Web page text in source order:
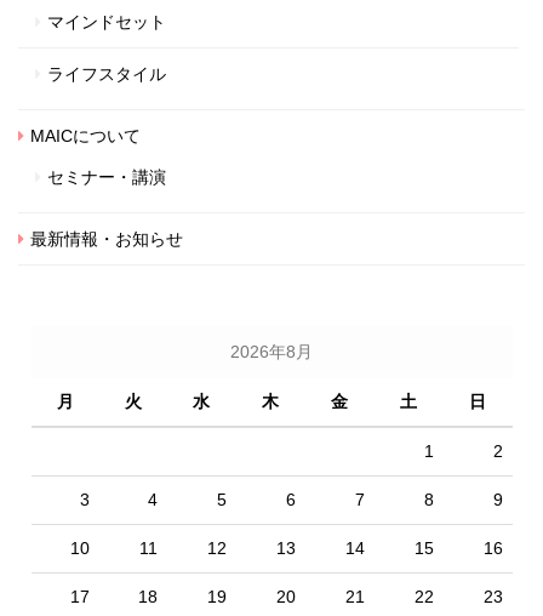
マインドセット
ライフスタイル
MAICについて
セミナー・講演
最新情報・お知らせ
2026年8月
月 火 水 木 金 土 日
1 2
3 4 5 6 7 8 9
10 11 12 13 14 15 16
17 18 19 20 21 22 23